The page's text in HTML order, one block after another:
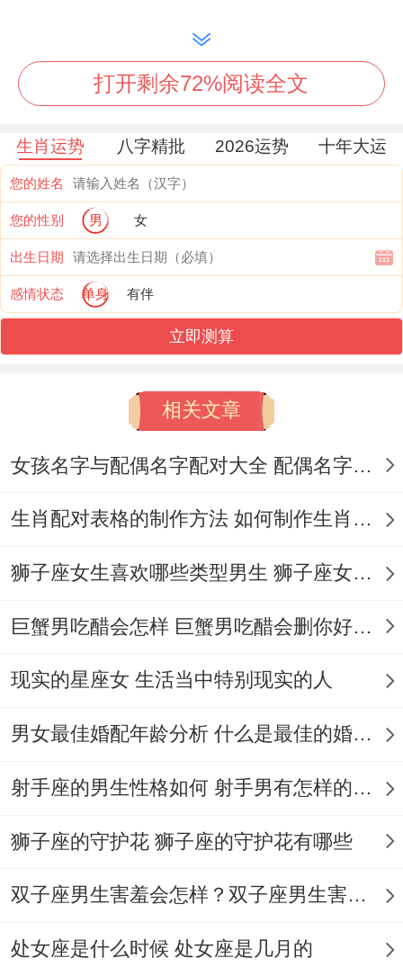
不瞒你说，看似普通的布料裁剪 经他们搭配
立刻登上米兰时装周。有个水瓶座服装设计
师的成名作，没料到是用外卖保温袋改造的
环保礼服;这种化腐朽为神奇的能力让同行直
呼“降维打击”.再游戏公司里;他们设计的副本
剧情频繁的让测试员玩到忘记下班- 毕竟谁
能拒绝会讲哲学的游戏BOSS呢?
数字世界:水瓶座的主战场、如果说互联网是
片星辰大海;水瓶座就是自带导航的探险家。
能陪用户聊人生~还会写十四行诗安慰失恋
者 -上线三个月就火出圈.原因再于 再自媒体
领域...
他们策划的“30天体验区别职业”系列vlog。
大片既视感- 每条***都像再观众眼前打开新
世界的大门！
当把NFT数字藏品卖出了毕加索的气势。
自由职业:定制专属工作节奏，朝九晚五对水
瓶座来说堪比酷刑 - 但若是改成凌晨三点灵
的效率能翻三倍！
认识个自由插画师~专门接多种“奇葩”订单—
心理问卷！
打开剩余72%阅读全文
生肖运势 八字精批 2026运势 十年大运
您的姓名
您的性别 男 女
出生日期
感情状态 单身 有伴
立即测算
相关文章
女孩名字与配偶名字配对大全 配偶名字配对女孩版
生肖配对表格的制作方法 如何制作生肖配对表格
狮子座女生喜欢哪些类型男生 狮子座女生喜欢哪种男生
巨蟹男吃醋会怎样 巨蟹男吃醋会删你好友吗
现实的星座女 生活当中特别现实的人
男女最佳婚配年龄分析 什么是最佳的婚配年龄吗
射手座的男生性格如何 射手男有怎样的性格
狮子座的守护花 狮子座的守护花有哪些
双子座男生害羞会怎样？双子座男生害羞的表现 双子座男生害羞会怎么样
处女座是什么时候 处女座是几月的